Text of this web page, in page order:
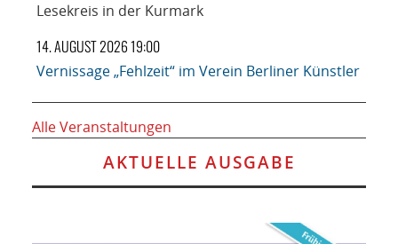
Lesekreis in der Kurmark
14. AUGUST 2026 19:00
Vernissage „Fehlzeit“ im Verein Berliner Künstler
Alle Veranstaltungen
AKTUELLE AUSGABE